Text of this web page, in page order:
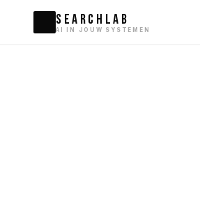
SEARCHLAB
AI IN JOUW SYSTEMEN